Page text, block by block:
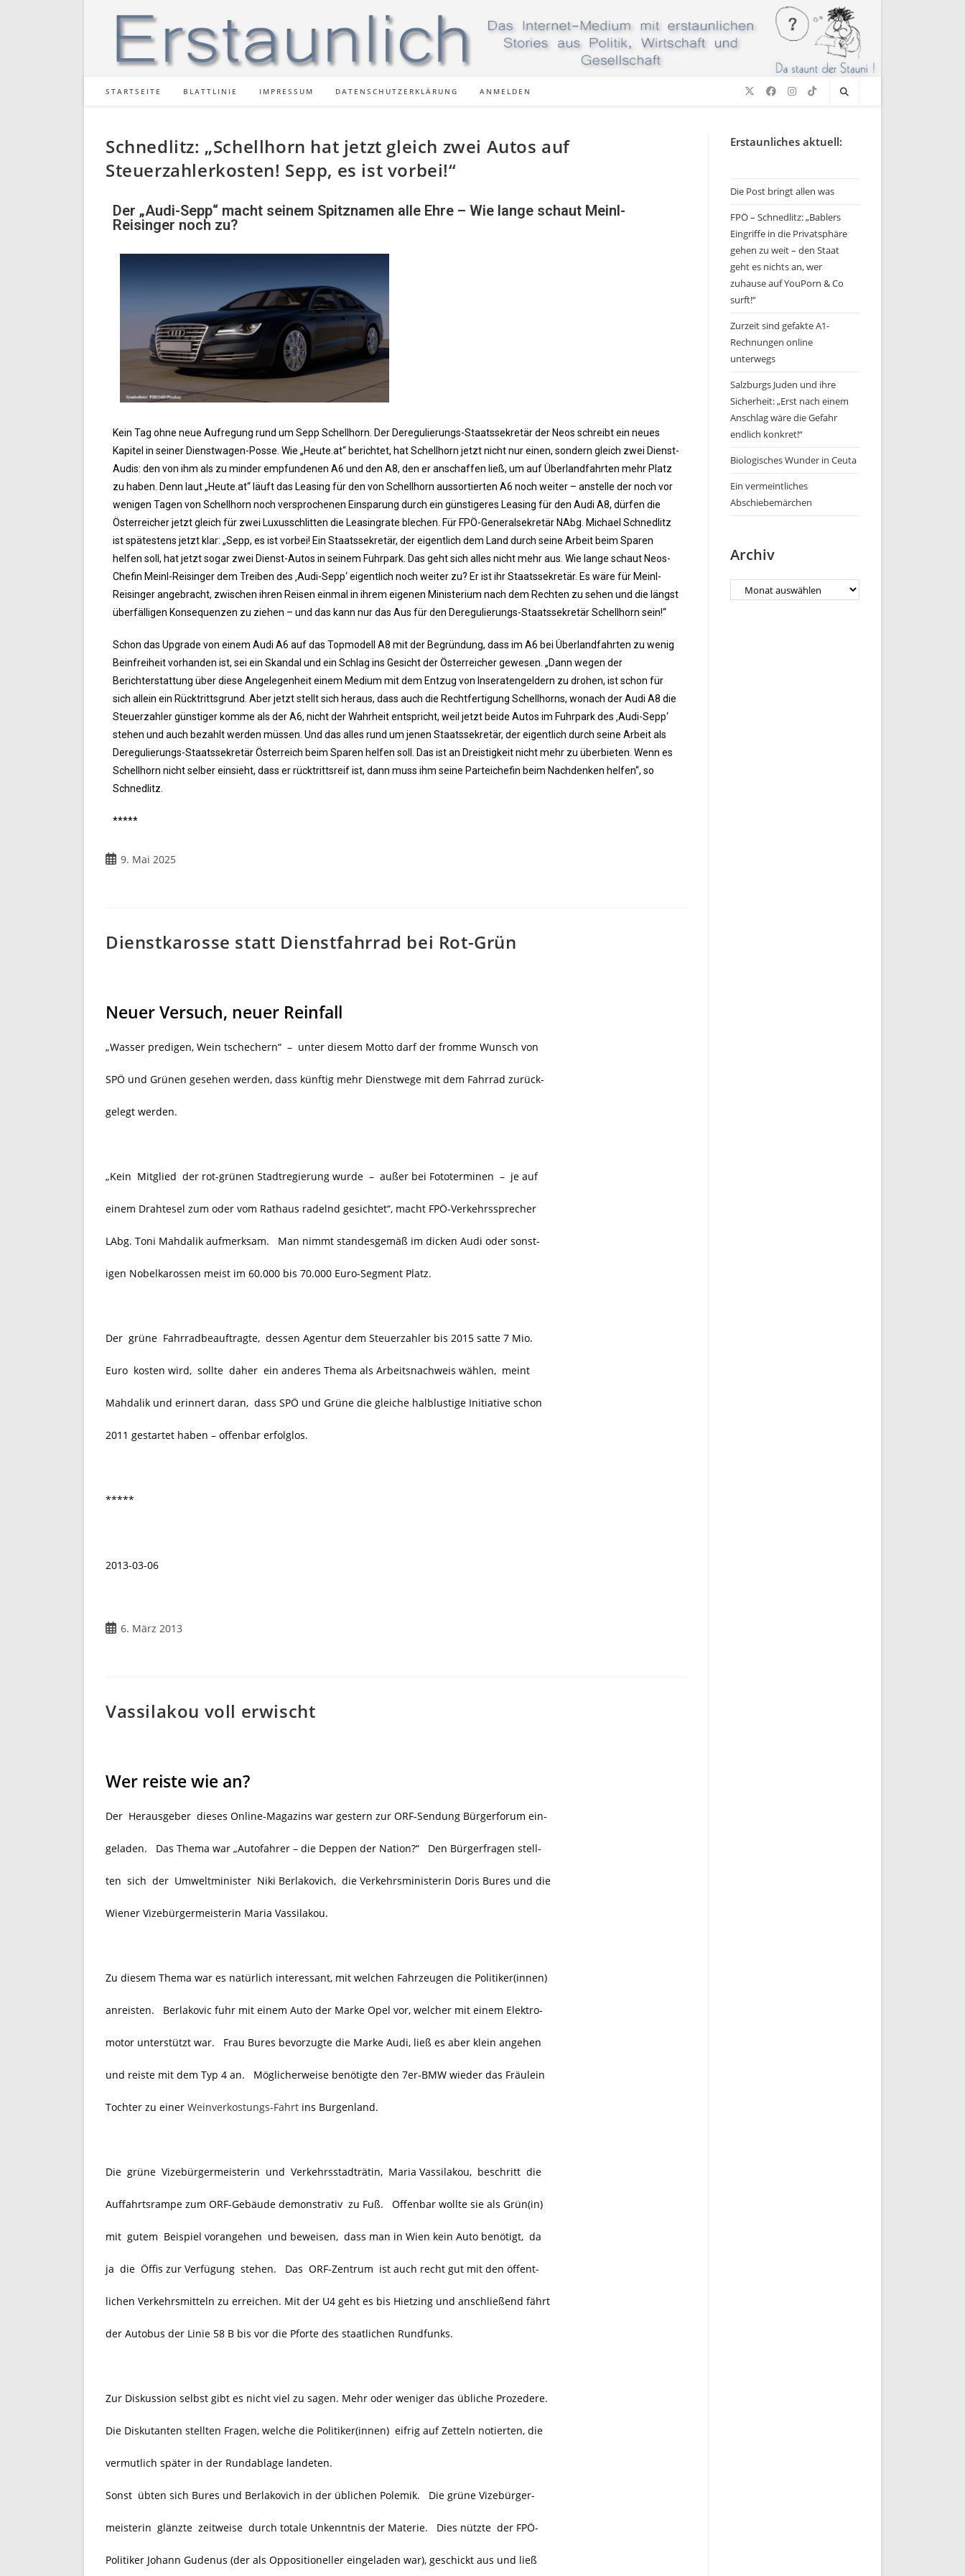
STARTSEITE BLATTLINIE IMPRESSUM DATENSCHUTZERKLÄRUNG ANMELDEN
Schnedlitz: „Schellhorn hat jetzt gleich zwei Autos auf
Steuerzahlerkosten! Sepp, es ist vorbei!“
Der „Audi-Sepp“ macht seinem Spitznamen alle Ehre – Wie lange schaut Meinl-
Reisinger noch zu?
Kein Tag ohne neue Aufregung rund um Sepp Schellhorn. Der Deregulierungs-Staatssekretär der Neos schreibt ein neues
Kapitel in seiner Dienstwagen-Posse. Wie „Heute.at“ berichtet, hat Schellhorn jetzt nicht nur einen, sondern gleich zwei Dienst-
Audis: den von ihm als zu minder empfundenen A6 und den A8, den er anschaffen ließ, um auf Überlandfahrten mehr Platz
zu haben. Denn laut „Heute.at“ läuft das Leasing für den von Schellhorn aussortierten A6 noch weiter – anstelle der noch vor
wenigen Tagen von Schellhorn noch versprochenen Einsparung durch ein günstigeres Leasing für den Audi A8, dürfen die
Österreicher jetzt gleich für zwei Luxusschlitten die Leasingrate blechen. Für FPÖ-Generalsekretär NAbg. Michael Schnedlitz
ist spätestens jetzt klar: „Sepp, es ist vorbei! Ein Staatssekretär, der eigentlich dem Land durch seine Arbeit beim Sparen
helfen soll, hat jetzt sogar zwei Dienst-Autos in seinem Fuhrpark. Das geht sich alles nicht mehr aus. Wie lange schaut Neos-
Chefin Meinl-Reisinger dem Treiben des ‚Audi-Sepp‘ eigentlich noch weiter zu? Er ist ihr Staatssekretär. Es wäre für Meinl-
Reisinger angebracht, zwischen ihren Reisen einmal in ihrem eigenen Ministerium nach dem Rechten zu sehen und die längst
überfälligen Konsequenzen zu ziehen – und das kann nur das Aus für den Deregulierungs-Staatssekretär Schellhorn sein!“
Schon das Upgrade von einem Audi A6 auf das Topmodell A8 mit der Begründung, dass im A6 bei Überlandfahrten zu wenig
Beinfreiheit vorhanden ist, sei ein Skandal und ein Schlag ins Gesicht der Österreicher gewesen. „Dann wegen der
Berichterstattung über diese Angelegenheit einem Medium mit dem Entzug von Inseratengeldern zu drohen, ist schon für
sich allein ein Rücktrittsgrund. Aber jetzt stellt sich heraus, dass auch die Rechtfertigung Schellhorns, wonach der Audi A8 die
Steuerzahler günstiger komme als der A6, nicht der Wahrheit entspricht, weil jetzt beide Autos im Fuhrpark des ‚Audi-Sepp‘
stehen und auch bezahlt werden müssen. Und das alles rund um jenen Staatssekretär, der eigentlich durch seine Arbeit als
Deregulierungs-Staatssekretär Österreich beim Sparen helfen soll. Das ist an Dreistigkeit nicht mehr zu überbieten. Wenn es
Schellhorn nicht selber einsieht, dass er rücktrittsreif ist, dann muss ihm seine Parteichefin beim Nachdenken helfen“, so
Schnedlitz.
*****
9. Mai 2025
Dienstkarosse statt Dienstfahrrad bei Rot-Grün
Neuer Versuch, neuer Reinfall
„Wasser predigen, Wein tschechern“ – unter diesem Motto darf der fromme Wunsch von
SPÖ und Grünen gesehen werden, dass künftig mehr Dienstwege mit dem Fahrrad zurück-
gelegt werden.
„Kein Mitglied der rot-grünen Stadtregierung wurde – außer bei Fototerminen – je auf
einem Drahtesel zum oder vom Rathaus radelnd gesichtet“, macht FPÖ-Verkehrssprecher
LAbg. Toni Mahdalik aufmerksam. Man nimmt standesgemäß im dicken Audi oder sonst-
igen Nobelkarossen meist im 60.000 bis 70.000 Euro-Segment Platz.
Der grüne Fahrradbeauftragte, dessen Agentur dem Steuerzahler bis 2015 satte 7 Mio.
Euro kosten wird, sollte daher ein anderes Thema als Arbeitsnachweis wählen, meint
Mahdalik und erinnert daran, dass SPÖ und Grüne die gleiche halblustige Initiative schon
2011 gestartet haben – offenbar erfolglos.
*****
2013-03-06
6. März 2013
Vassilakou voll erwischt
Wer reiste wie an?
Der Herausgeber dieses Online-Magazins war gestern zur ORF-Sendung Bürgerforum ein-
geladen. Das Thema war „Autofahrer – die Deppen der Nation?“ Den Bürgerfragen stell-
ten sich der Umweltminister Niki Berlakovich, die Verkehrsministerin Doris Bures und die
Wiener Vizebürgermeisterin Maria Vassilakou.
Zu diesem Thema war es natürlich interessant, mit welchen Fahrzeugen die Politiker(innen)
anreisten. Berlakovic fuhr mit einem Auto der Marke Opel vor, welcher mit einem Elektro-
motor unterstützt war. Frau Bures bevorzugte die Marke Audi, ließ es aber klein angehen
und reiste mit dem Typ 4 an. Möglicherweise benötigte den 7er-BMW wieder das Fräulein
Tochter zu einer Weinverkostungs-Fahrt ins Burgenland.
Die grüne Vizebürgermeisterin und Verkehrsstadträtin, Maria Vassilakou, beschritt die
Auffahrtsrampe zum ORF-Gebäude demonstrativ zu Fuß. Offenbar wollte sie als Grün(in)
mit gutem Beispiel vorangehen und beweisen, dass man in Wien kein Auto benötigt, da
ja die Öffis zur Verfügung stehen. Das ORF-Zentrum ist auch recht gut mit den öffent-
lichen Verkehrsmitteln zu erreichen. Mit der U4 geht es bis Hietzing und anschließend fährt
der Autobus der Linie 58 B bis vor die Pforte des staatlichen Rundfunks.
Zur Diskussion selbst gibt es nicht viel zu sagen. Mehr oder weniger das übliche Prozedere.
Die Diskutanten stellten Fragen, welche die Politiker(innen) eifrig auf Zetteln notierten, die
vermutlich später in der Rundablage landeten.
Sonst übten sich Bures und Berlakovich in der üblichen Polemik. Die grüne Vizebürger-
meisterin glänzte zeitweise durch totale Unkenntnis der Materie. Dies nützte der FPÖ-
Politiker Johann Gudenus (der als Oppositioneller eingeladen war), geschickt aus und ließ
Erstaunliches aktuell:
Die Post bringt allen was
FPÖ – Schnedlitz: „Bablers
Eingriffe in die Privatsphäre
gehen zu weit – den Staat
geht es nichts an, wer
zuhause auf YouPorn & Co
surft!“
Zurzeit sind gefakte A1-
Rechnungen online
unterwegs
Salzburgs Juden und ihre
Sicherheit: „Erst nach einem
Anschlag wäre die Gefahr
endlich konkret!“
Biologisches Wunder in Ceuta
Ein vermeintliches
Abschiebemärchen
Archiv